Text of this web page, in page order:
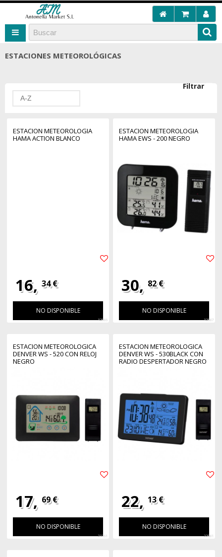
ESTACIONES METEOROLÓGICAS
Filtrar
A-Z
ESTACION METEOROLOGIA
HAMA ACTION BLANCO
16, 34 €
NO DISPONIBLE
32886
ESTACION METEOROLOGIA
HAMA EWS - 200 NEGRO
30, 82 €
NO DISPONIBLE
32887
ESTACION METEOROLOGICA
DENVER WS - 520 CON RELOJ
NEGRO
17, 69 €
NO DISPONIBLE
23361
ESTACION METEOROLOGICA
DENVER WS - 530BLACK CON
RADIO DESPERTADOR NEGRO
22, 13 €
NO DISPONIBLE
22981